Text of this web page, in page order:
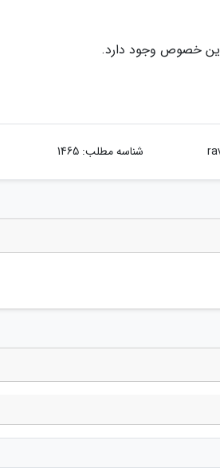
این خصوص وجود دارد.
شناسه مطلب: 1465